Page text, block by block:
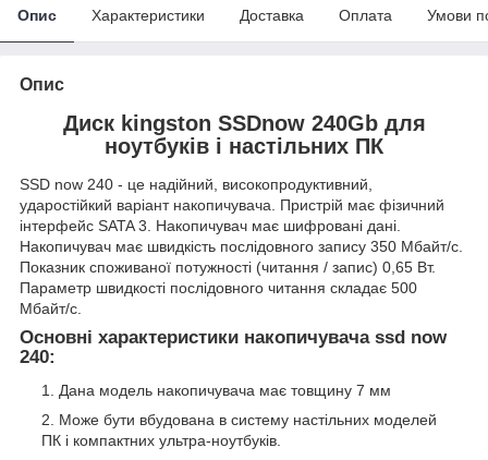
Опис Характеристики Доставка Оплата Умови
Опис
Диск kingston SSDnow 240Gb для
ноутбуків і настільних ПК
SSD now 240 - це надійний, високопродуктивний,
ударостійкий варіант накопичувача. Пристрій має фізичний
інтерфейс SATA 3. Накопичувач має шифровані дані.
Накопичувач має швидкість послідовного запису 350 Мбайт/с.
Показник споживаної потужності (читання / запис) 0,65 Вт.
Параметр швидкості послідовного читання складає 500
Мбайт/с.
Основні характеристики накопичувача ssd now
240:
Дана модель накопичувача має товщину 7 мм
Може бути вбудована в систему настільних моделей
ПК і компактних ультра-ноутбуків.